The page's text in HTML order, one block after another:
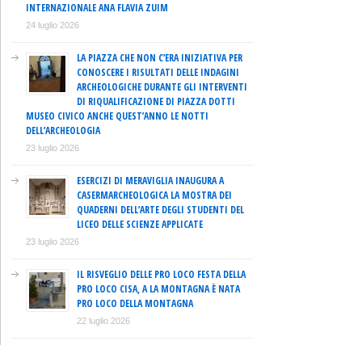
INTERNAZIONALE ANA FLAVIA ZUIM
24 luglio 2026
LA PIAZZA CHE NON C’ERA INIZIATIVA PER
CONOSCERE I RISULTATI DELLE INDAGINI
ARCHEOLOGICHE DURANTE GLI INTERVENTI
DI RIQUALIFICAZIONE DI PIAZZA DOTTI
MUSEO CIVICO ANCHE QUEST’ANNO LE NOTTI
DELL’ARCHEOLOGIA
23 luglio 2026
ESERCIZI DI MERAVIGLIA INAUGURA A
CASERMARCHEOLOGICA LA MOSTRA DEI
QUADERNI DELL’ARTE DEGLI STUDENTI DEL
LICEO DELLE SCIENZE APPLICATE
23 luglio 2026
IL RISVEGLIO DELLE PRO LOCO FESTA DELLA
PRO LOCO CISA, A LA MONTAGNA È NATA
PRO LOCO DELLA MONTAGNA
22 luglio 2026